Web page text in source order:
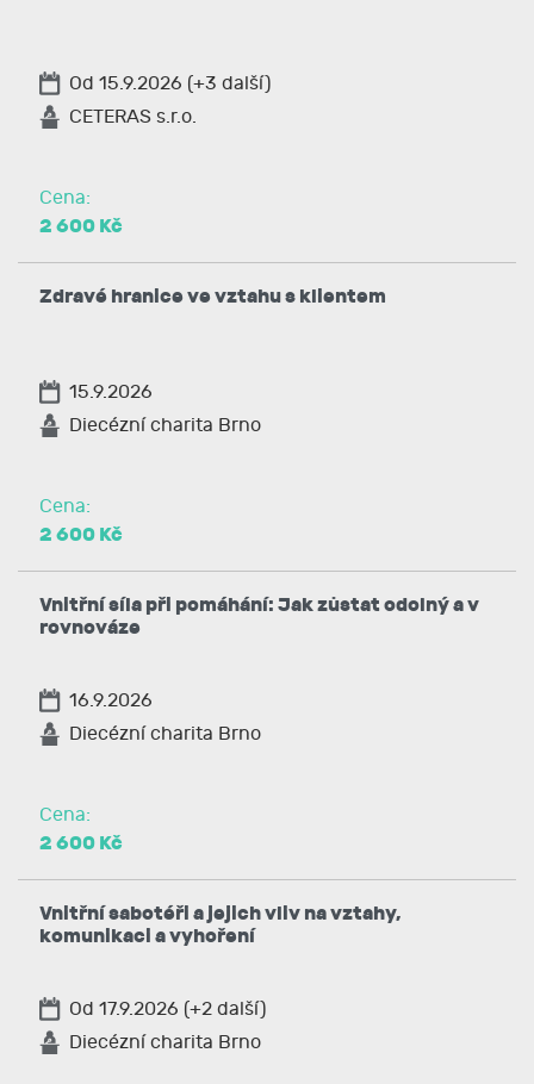
Od 15.9.2026 (+3 další)
CETERAS s.r.o.
Cena:
2 600 Kč
Zdravé hranice ve vztahu s klientem
15.9.2026
Diecézní charita Brno
Cena:
2 600 Kč
Vnitřní síla při pomáhání: Jak zůstat odolný a v
rovnováze
16.9.2026
Diecézní charita Brno
Cena:
2 600 Kč
Vnitřní sabotéři a jejich vliv na vztahy,
komunikaci a vyhoření
Od 17.9.2026 (+2 další)
Diecézní charita Brno